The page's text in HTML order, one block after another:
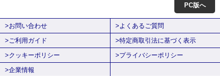
PC版へ
>お問い合わせ
>よくあるご質問
>ご利用ガイド
>特定商取引法に基づく表示
>クッキーポリシー
>プライバシーポリシー
>企業情報